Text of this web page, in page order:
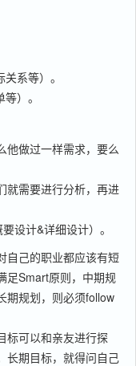
系等）。
）。
他做过一样需求，要么
就需要进行分析，再进
设计&详细设计）。
自己的职业都应该有短
足Smart原则，中期规
期规划，则必须follow
标可以和亲友进行探
长期目标，就得问自己